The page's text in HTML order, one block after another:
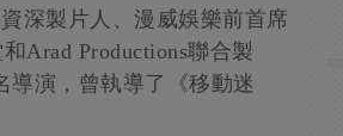
深製片人、漫威娛樂前首席
Arad Productions聯合製
導演，曾執導了《移動迷